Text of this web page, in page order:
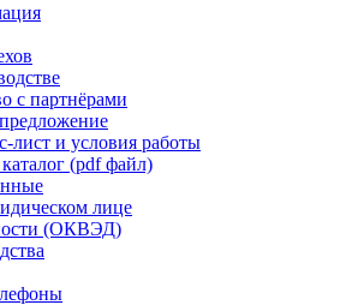
с партнёрами
лист и условия работы
(pdf файл)
лице
(ОКВЭД)